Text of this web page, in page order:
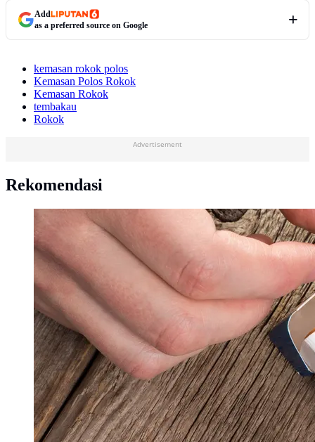
Add
as a preferred source on Google
kemasan rokok polos
Kemasan Polos Rokok
Kemasan Rokok
tembakau
Rokok
Advertisement
Rekomendasi